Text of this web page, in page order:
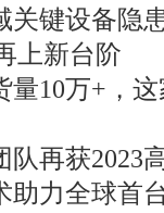
关键设备隐
上新台阶
量10万+，
队再获2023
助力全球首